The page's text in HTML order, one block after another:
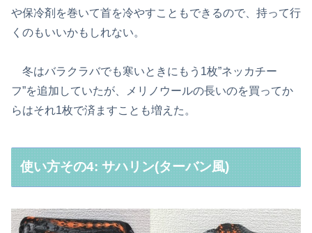
や保冷剤を巻いて首を冷やすこともできるので、持って行
くのもいいかもしれない。
冬はバラクラバでも寒いときにもう1枚”ネッカチー
フ”を追加していたが、メリノウールの長いのを買ってか
らはそれ1枚で済ますことも増えた。
使い方その4: サハリン(ターバン風)